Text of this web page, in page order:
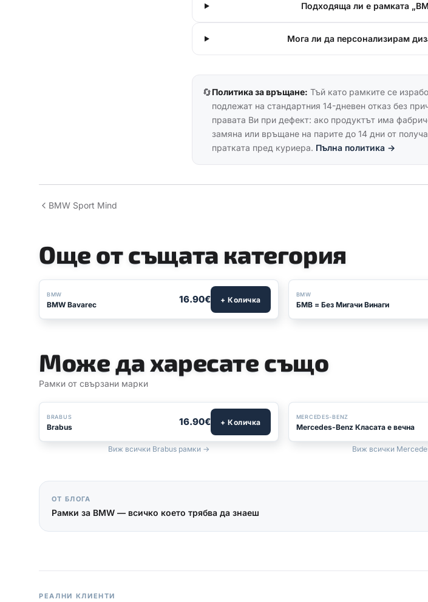
Подходяща ли е рамката
Мога ли да персонализирам
🔄Политика за връщане: Тъй като рамките се
подлежат на стандартния 14-дневен отказ без
правата Ви при дефект: ако продуктът има
замяна или връщане на парите до 14 дни от
пратката пред куриера. Пълна политика →
BMW Sport Mind
Още от същата категория
BMW
BMW Bavarec 16.90€ + Количка
BMW
БМВ = Без Мигачи Винаги
Може да харесате също
Рамки от свързани марки
BRABUS
Brabus 16.90€ + Количка
Виж всички Brabus рамки →
MERCEDES-BENZ
Mercedes-Benz Класата е вечна
Виж всички
ОТ БЛОГА
Рамки за BMW — всичко което трябва да знаеш
РЕАЛНИ КЛИЕНТИ